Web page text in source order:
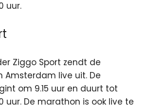
uur.
Ziggo Sport zendt de
Amsterdam live uit. De
om 9.15 uur en duurt tot
uur. De marathon is ook live te